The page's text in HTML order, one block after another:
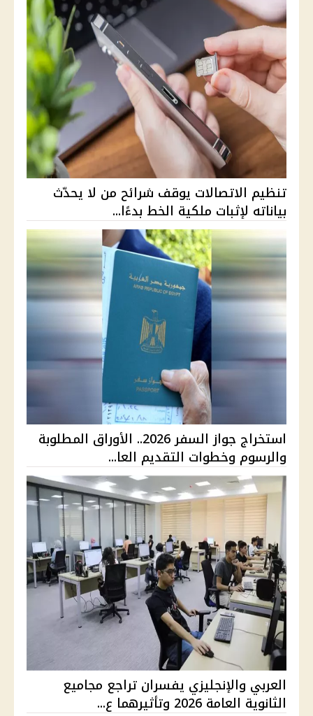
تنظيم الاتصالات يوقف شرائح من لا يحدّث
بياناته لإثبات ملكية الخط بدءًا...
استخراج جواز السفر 2026.. الأوراق المطلوبة
والرسوم وخطوات التقديم العا...
العربي والإنجليزي يفسران تراجع مجاميع
الثانوية العامة 2026 وتأثيرهما ع...